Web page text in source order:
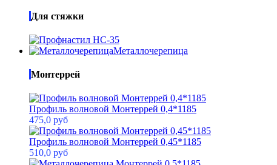
Для стяжки
Металлочерепица
Монтеррей
Профиль волновой Монтеррей 0,4*1185
475,0 руб
Профиль волновой Монтеррей 0,45*1185
510,0 руб